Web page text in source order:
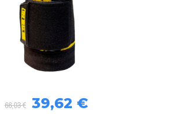
66,03 € 39,62 €